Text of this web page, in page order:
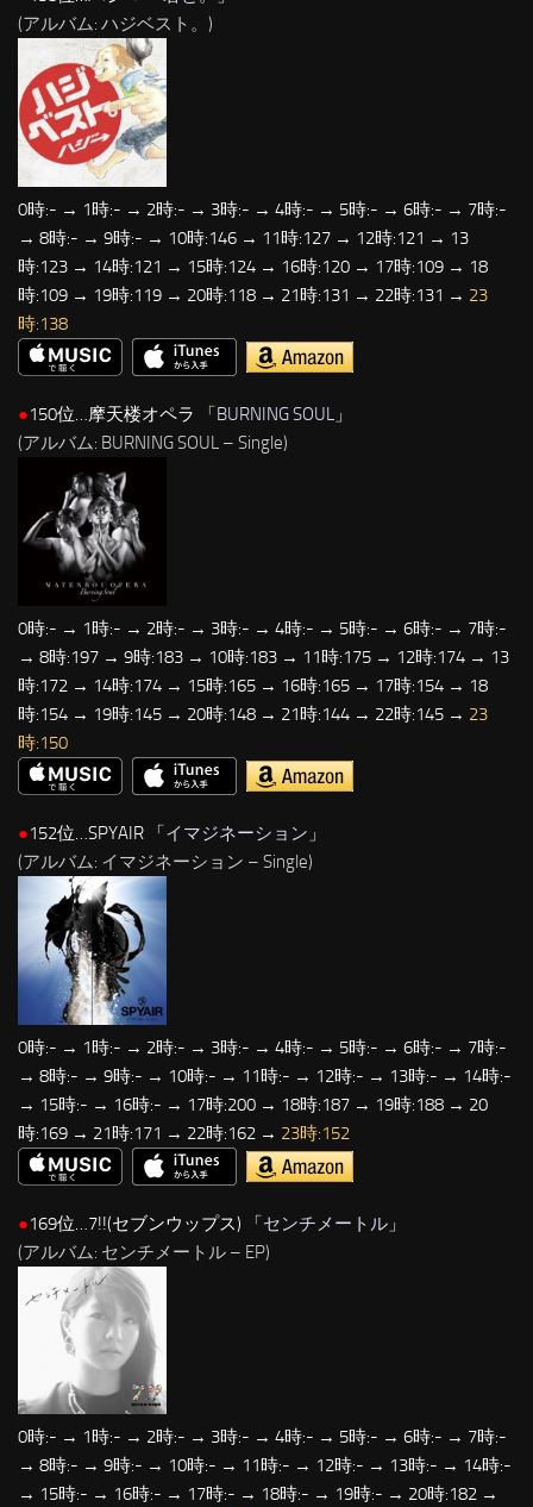
(アルバム: ハジベスト。)
0時:- → 1時:- → 2時:- → 3時:- → 4時:- → 5時:- → 6時:- → 7時:-
→ 8時:- → 9時:- → 10時:146 → 11時:127 → 12時:121 → 13
時:123 → 14時:121 → 15時:124 → 16時:120 → 17時:109 → 18
時:109 → 19時:119 → 20時:118 → 21時:131 → 22時:131 → 23
時:138
●150位…摩天楼オペラ 「BURNING SOUL 」
(アルバム: BURNING SOUL – Single)
0時:- → 1時:- → 2時:- → 3時:- → 4時:- → 5時:- → 6時:- → 7時:-
→ 8時:197 → 9時:183 → 10時:183 → 11時:175 → 12時:174 → 13
時:172 → 14時:174 → 15時:165 → 16時:165 → 17時:154 → 18
時:154 → 19時:145 → 20時:148 → 21時:144 → 22時:145 → 23
時:150
●152位…SPYAIR 「イマジネーション 」
(アルバム: イマジネーション – Single)
0時:- → 1時:- → 2時:- → 3時:- → 4時:- → 5時:- → 6時:- → 7時:-
→ 8時:- → 9時:- → 10時:- → 11時:- → 12時:- → 13時:- → 14時:-
→ 15時:- → 16時:- → 17時:200 → 18時:187 → 19時:188 → 20
時:169 → 21時:171 → 22時:162 → 23時:152
●169位…7!!(セブンウップス) 「センチメートル 」
(アルバム: センチメートル – EP)
0時:- → 1時:- → 2時:- → 3時:- → 4時:- → 5時:- → 6時:- → 7時:-
→ 8時:- → 9時:- → 10時:- → 11時:- → 12時:- → 13時:- → 14時:-
→ 15時:- → 16時:- → 17時:- → 18時:- → 19時:- → 20時:182 →